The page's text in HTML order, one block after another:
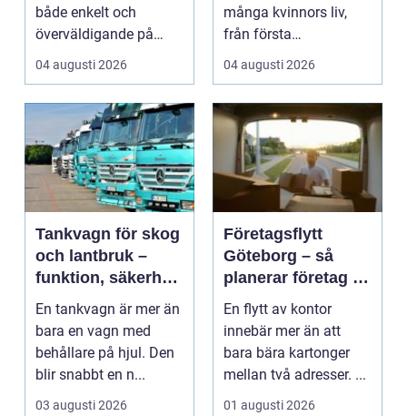
både enkelt och
överväldigande på
samma gång. Utbudet
är stor...
04 augusti 2026
många kvinnors liv,
från första
preventivmedelsrådgiv
ninge...
04 augusti 2026
Tankvagn för skog
och lantbruk –
funktion, säkerhet
och smarta val
En tankvagn är mer än
bara en vagn med
behållare på hjul. Den
blir snabbt en n...
03 augusti 2026
Företagsflytt
Göteborg – så
planerar företag en
smidig och trygg
flytt
En flytt av kontor
innebär mer än att
bara bära kartonger
mellan två adresser. ...
01 augusti 2026